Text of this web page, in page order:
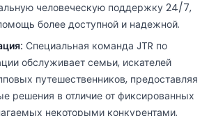
человеческую поддержку 24/7,
более доступной и надежной.
Специальная команда JTR по
обслуживает семьи, искателей
путешественников, предоставляя
решения в отличие от фиксированных
некоторыми конкурентами.